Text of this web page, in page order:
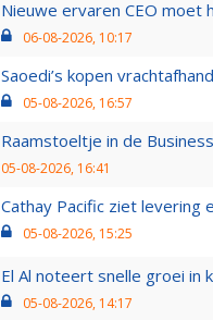
Nieuwe ervaren CEO moet
06-08-2026, 10:17
Saoedi’s kopen
05-08-2026, 16:57
Raamstoeltje in de
05-08-2026, 16:41
Cathay Pacific ziet levering
05-08-2026, 15:25
El Al noteert snelle groei in
05-08-2026, 14:17